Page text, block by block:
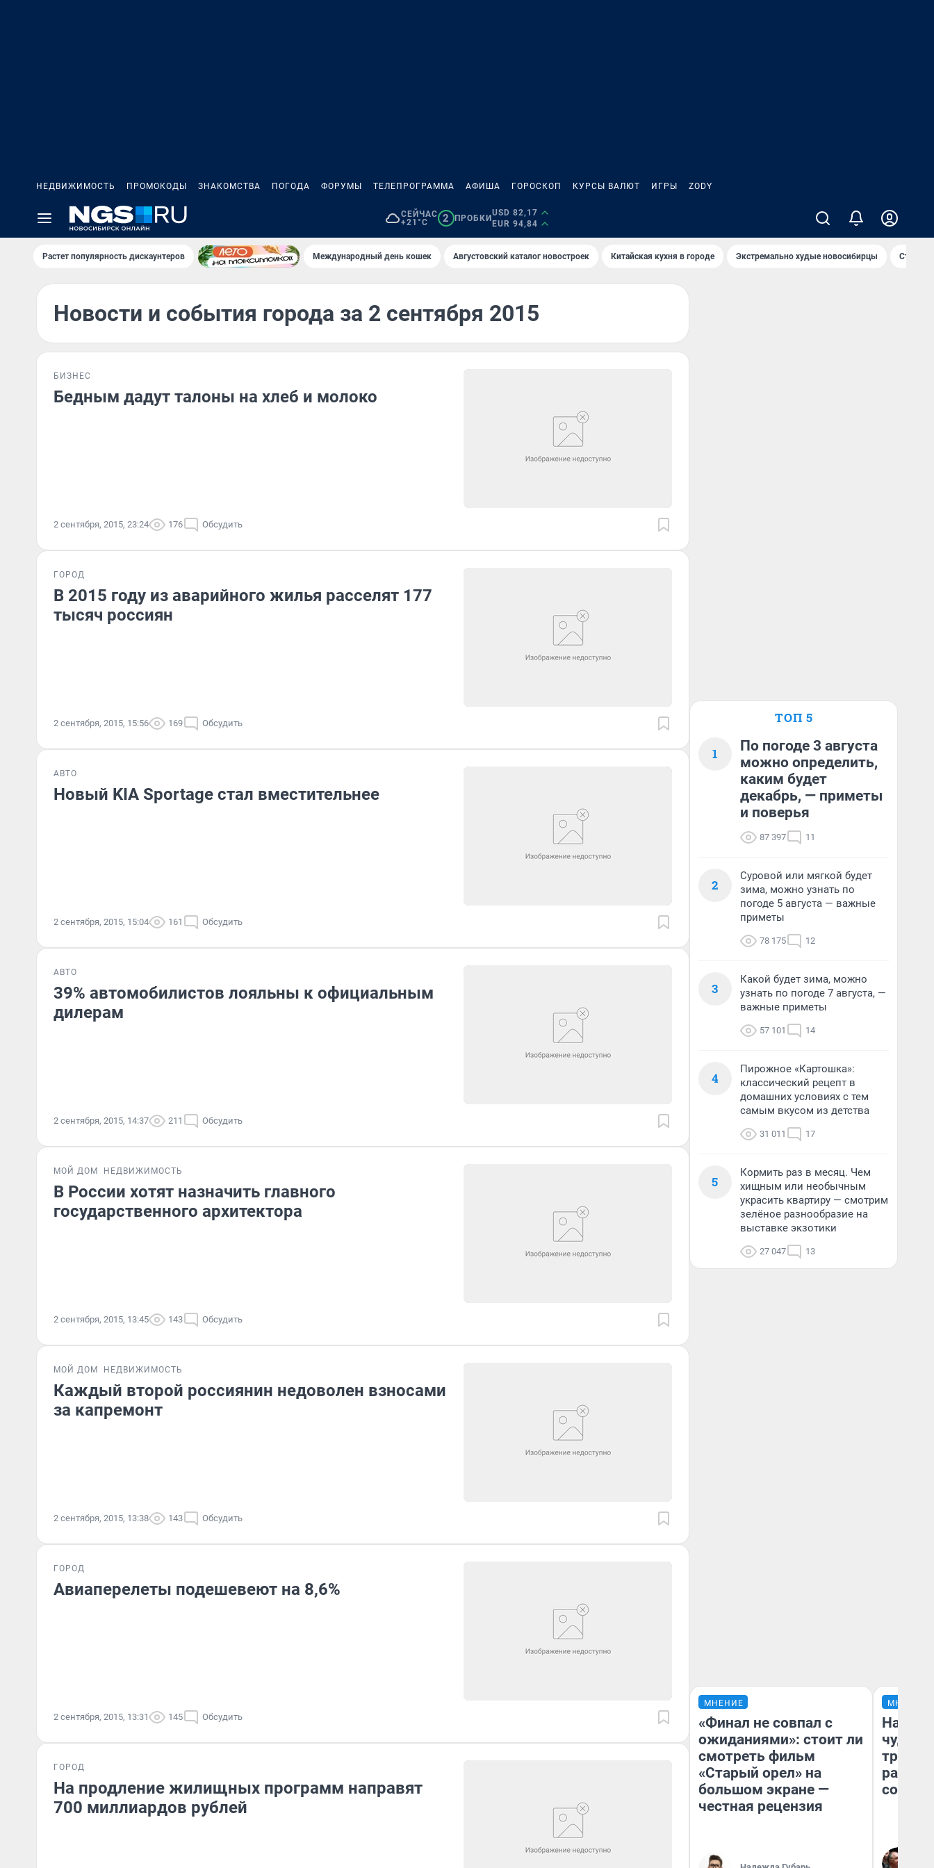
НЕДВИЖИМОСТЬ ПРОМОКОДЫ ЗНАКОМСТВА ПОГОДА ФОРУМЫ ТЕЛЕПРОГРАММА АФИША ГОРОСКОП КУРСЫ ВАЛЮТ ИГРЫ ZODY
СЕЙЧАС
+21°C
2 ПРОБКИ
USD 82,17
EUR 94,84
Растет популярность дискаунтеров Международный день кошек Августовский каталог новостроек Китайская кухня в городе Экстремально худые новосибирцы Старт
Новости и события города за 2 сентября 2015
БИЗНЕС
Бедным дадут талоны на хлеб и молоко
2 сентября, 2015, 23:24 176 Обсудить
ГОРОД
В 2015 году из аварийного жилья расселят 177
тысяч россиян
2 сентября, 2015, 15:56 169 Обсудить
АВТО
Новый KIA Sportage стал вместительнее
2 сентября, 2015, 15:04 161 Обсудить
АВТО
39% автомобилистов лояльны к официальным
дилерам
2 сентября, 2015, 14:37 211 Обсудить
МОЙ ДОМ НЕДВИЖИМОСТЬ
В России хотят назначить главного
государственного архитектора
2 сентября, 2015, 13:45 143 Обсудить
МОЙ ДОМ НЕДВИЖИМОСТЬ
Каждый второй россиянин недоволен взносами
за капремонт
2 сентября, 2015, 13:38 143 Обсудить
ГОРОД
Авиаперелеты подешевеют на 8,6%
2 сентября, 2015, 13:31 145 Обсудить
ГОРОД
На продление жилищных программ направят
700 миллиардов рублей
ТОП 5
1
По погоде 3 августа
можно определить,
каким будет
декабрь, — приметы
и поверья
87 397 11
2
Суровой или мягкой будет
зима, можно узнать по
погоде 5 августа — важные
приметы
78 175 12
3
Какой будет зима, можно
узнать по погоде 7 августа, —
важные приметы
57 101 14
4
Пирожное «Картошка»:
классический рецепт в
домашних условиях с тем
самым вкусом из детства
31 011 17
5
Кормить раз в месяц. Чем
хищным или необычным
украсить квартиру — смотрим
зелёное разнообразие на
выставке экзотики
27 047 13
МНЕНИЕ
«Финал не совпал с
ожиданиями»: стоит ли
смотреть фильм
«Старый орел» на
большом экране —
честная рецензия
МНЕНИЕ
чудом